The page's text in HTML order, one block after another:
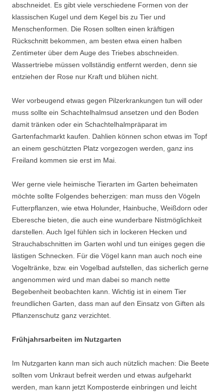
abschneidet. Es gibt viele verschiedene Formen von der
klassischen Kugel und dem Kegel bis zu Tier und
Menschenformen. Die Rosen sollten einen kräftigen
Rückschnitt bekommen, am besten etwa einen halben
Zentimeter über dem Auge des Triebes abschneiden.
Wassertriebe müssen vollständig entfernt werden, denn sie
entziehen der Rose nur Kraft und blühen nicht.
Wer vorbeugend etwas gegen Pilzerkrankungen tun will oder
muss sollte ein Schachtelhalmsud ansetzen und den Boden
damit tränken oder ein Schachtelhalmpräparat im
Gartenfachmarkt kaufen. Dahlien können schon etwas im Topf
an einem geschützten Platz vorgezogen werden, ganz ins
Freiland kommen sie erst im Mai.
Wer gerne viele heimische Tierarten im Garten beheimaten
möchte sollte Folgendes beherzigen: man muss den Vögeln
Futterpflanzen, wie etwa Holunder, Hainbuche, Weißdorn oder
Eberesche bieten, die auch eine wunderbare Nistmöglichkeit
darstellen. Auch Igel fühlen sich in lockeren Hecken und
Strauchabschnitten im Garten wohl und tun einiges gegen die
lästigen Schnecken. Für die Vögel kann man auch noch eine
Vogeltränke, bzw. ein Vogelbad aufstellen, das sicherlich gerne
angenommen wird und man dabei so manch nette
Begebenheit beobachten kann. Wichtig ist in einem Tier
freundlichen Garten, dass man auf den Einsatz von Giften als
Pflanzenschutz ganz verzichtet.
Frühjahrsarbeiten im Nutzgarten
Im Nutzgarten kann man sich auch nützlich machen: Die Beete
sollten vom Unkraut befreit werden und etwas aufgeharkt
werden, man kann jetzt Komposterde einbringen und leicht